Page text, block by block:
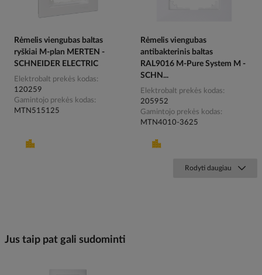
Rėmelis viengubas baltas
ryškiai M-plan MERTEN -
SCHNEIDER ELECTRIC
Elektrobalt prekės kodas
120259
Gamintojo prekės kodas
MTN515125
Rėmelis viengubas
antibakterinis baltas
RAL9016 M-Pure System M -
SCHN...
Elektrobalt prekės kodas
205952
Gamintojo prekės kodas
MTN4010-3625
Rodyti daugiau
Jus taip pat gali sudominti